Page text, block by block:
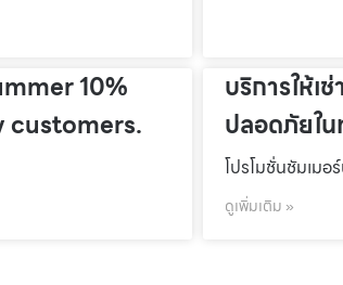
10%
customers.
บริการให้เ
ปลอดภัยใ
โปรโมชั่นชัมเมอ
ดูเพิ่มเติม »